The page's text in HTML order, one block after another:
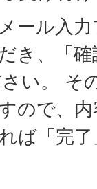
ール入
き、「
い。 そ
ので、
ば「完